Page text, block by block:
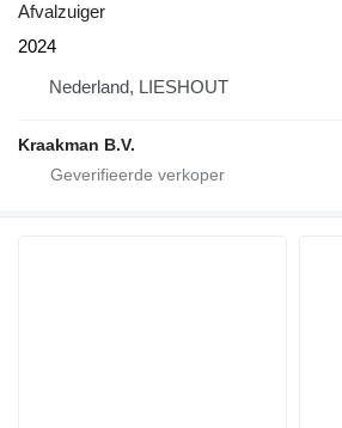
Afvalzuiger
2024
Nederland, LIESHOUT
Kraakman B.V.